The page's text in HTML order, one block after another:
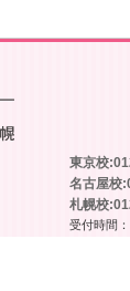
東京校
名古屋校
札幌校
受付時間